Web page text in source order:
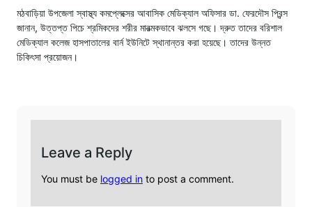
মঠবাড়িয়া উপজেলা স্বাস্থ্য কমপ্লেক্সের আবাসিক মেডিক্যাল অফিসার ডা. ফেরদৌস প্রিন্স
জানান, উত্তপ্ত পিচে শ্রমিকদের শরীর মারত্মকভাবে ঝলসে গছে। দ্রুত তাদের বরিশাল
মেডিক্যাল কলেজ হাসপাতালের বার্ন ইউনিটে স্থানান্তর করা হয়েছে। তাদের উন্নত
চিকিৎসা প্রয়োজন।
Leave a Reply
You must be logged in to post a comment.